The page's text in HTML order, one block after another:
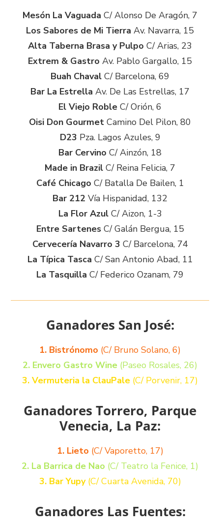
Mesón La Vaguada C/ Alonso De Aragón, 7
Los Sabores de Mi Tierra Av. Navarra, 15
Alta Taberna Brasa y Pulpo C/ Arias, 23
Extrem & Gastro Av. Pablo Gargallo, 15
Buah Chaval C/ Barcelona, 69
Bar La Estrella Av. De Las Estrellas, 17
El Viejo Roble C/ Orión, 6
Oisi Don Gourmet Camino Del Pilon, 80
D23 Pza. Lagos Azules, 9
Bar Cervino C/ Ainzón, 18
Made in Brazil C/ Reina Felicia, 7
Café Chicago C/ Batalla De Bailen, 1
Bar 212 Vía Hispanidad, 132
La Flor AzulC/ Aizon, 1-3
Entre SartenesC/ Galán Bergua, 15
Cervecería Navarro 3 C/ Barcelona, 74
La Típica Tasca C/ San Antonio Abad, 11
La Tasquilla C/ Federico Ozanam, 79
Ganadores San José:
1. Bistrónomo (C/ Bruno Solano, 6)
2. Envero Gastro Wine (Paseo Rosales, 26)
3. Vermuteria la ClauPale (C/ Porvenir, 17)
Ganadores Torrero, Parque
Venecia, La Paz:
1. Lieto (C/ Vaporetto, 17)
2. La Barrica de Nao (C/ Teatro la Fenice, 1)
3. Bar Yupy(C/ Cuarta Avenida, 70)
Ganadores Las Fuentes: